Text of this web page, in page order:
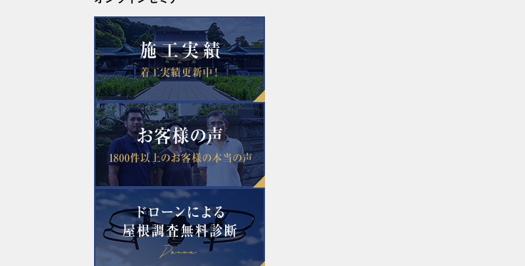
2023年2月
2023年1月
2022年12月
2022年11月
2022年10月
2022年9月
2022年8月